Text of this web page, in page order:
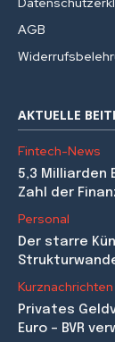
AGB
AKTUELLE
Fintech-News
5,3 Milliarden
Zahl der
Personal
Der starre
Kurznachrichten
Privates
Euro – BVR